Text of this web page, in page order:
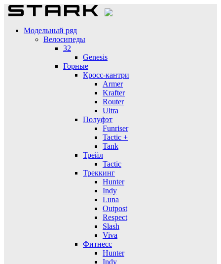
Модельный ряд
Велосипеды
32
Genesis
Горные
Кросс-кантри
Armer
Krafter
Router
Ultra
Полуфэт
Funriser
Tactic +
Tank
Трейл
Tactic
Треккинг
Hunter
Indy
Luna
Outpost
Respect
Slash
Viva
Фитнесс
Hunter
Indy